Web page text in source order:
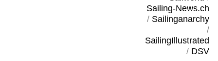
Sailing-News.ch
/ Sailinganarchy
/
SailingIllustrated
/ DSV